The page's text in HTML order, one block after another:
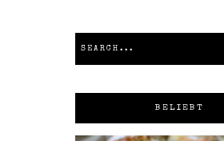
BELIEBT